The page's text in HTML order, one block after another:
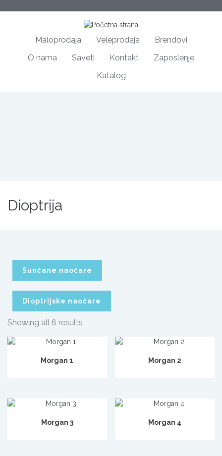
Maloprodaja Veleprodaja
Brendovi
O nama
Saveti Kontakt
Zaposlenje
Katalog
Dioptrija
Sunčane naočare
Dioptrijske naočare
Showing all 6 results
Morgan 1 Morgan 2
Morgan 3 Morgan 4